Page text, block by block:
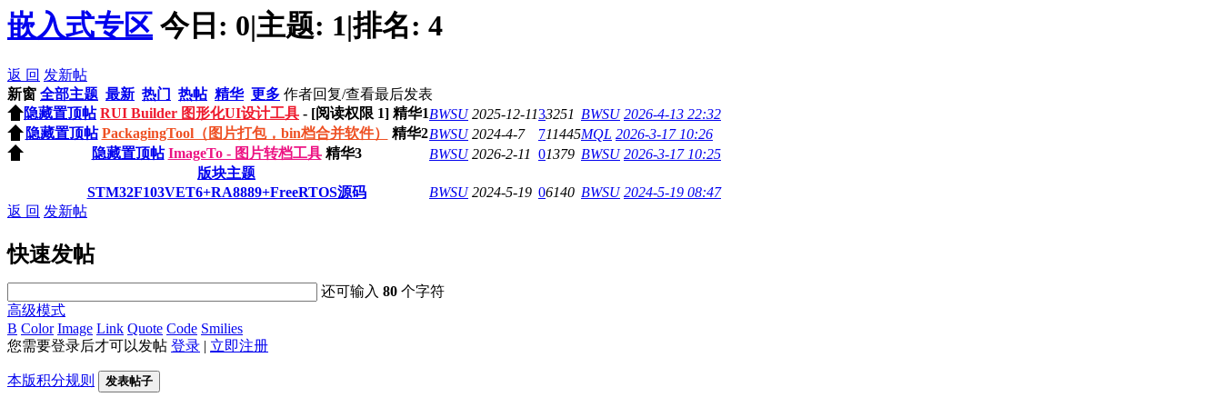
嵌入式专区 今日: 0|主题: 1|排名: 4
返 回 发新帖
新窗 全部主题 最新 热门 热帖 精华 更多 作者回复/查看最后发表
隐藏置顶帖 RUI Builder 图形化UI设计工具 - [阅读权限 1] 精华1BWSU 2025-12-1133251 BWSU 2026-4-13 22:32
隐藏置顶帖 PackagingTool（图片打包，bin档合并软件） 精华2BWSU 2024-4-7 711445MQL 2026-3-17 10:26
隐藏置顶帖 ImageTo - 图片转档工具 精华3 BWSU 2026-2-11 01379 BWSU 2026-3-17 10:25
版块主题
STM32F103VET6+RA8889+FreeRTOS源码
BWSU 2024-5-19 06140 BWSU 2024-5-19 08:47
返 回 发新帖
快速发帖
还可输入80 个字符
高级模式
B Color Image Link Quote Code Smilies
您需要登录后才可以发帖 登录 | 立即注册
本版积分规则 发表帖子